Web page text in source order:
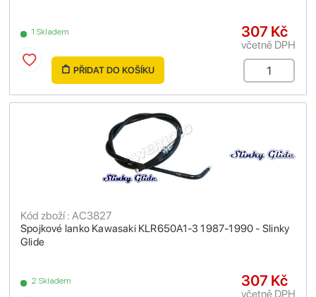
1 Skladem 307 Kč
včetně DPH
PŘIDAT DO KOŠÍKU
Spojkové lanko Kawasaki KLR650A1-3 1987-1990 - Slinky
Glide
Kód zboží : AC3827
2 Skladem 307 Kč
včetně DPH